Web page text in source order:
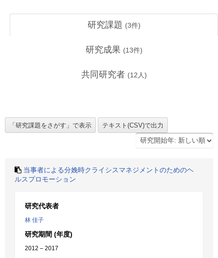
研究課題 (3件)
研究成果 (13件)
共同研究者 (12 人)
当事者による分娩時クライシスマネジメントのためのヘ
ルスプロモーション
研究代表者
林 佳子
研究期間 (年度)
2012 – 2017